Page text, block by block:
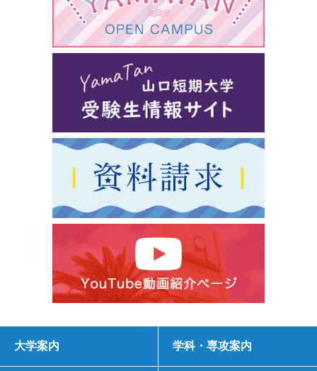
大学案内 学科・専攻案内